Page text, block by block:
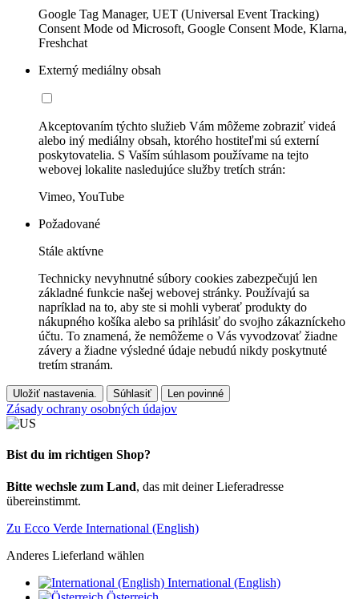
Google Tag Manager, UET (Universal Event Tracking)
Consent Mode od Microsoft, Google Consent Mode, Klarna,
Freshchat
Externý mediálny obsah
Akceptovaním týchto služieb Vám môžeme zobraziť videá
alebo iný mediálny obsah, ktorého hostiteľmi sú externí
poskytovatelia. S Vaším súhlasom používame na tejto
webovej lokalite nasledujúce služby tretích strán:
Vimeo, YouTube
Požadované
Stále aktívne
Technicky nevyhnutné súbory cookies zabezpečujú len
základné funkcie našej webovej stránky. Používajú sa
napríklad na to, aby ste si mohli vyberať produkty do
nákupného košíka alebo sa prihlásiť do svojho zákazníckeho
účtu. To znamená, že nemôžeme o Vás vyvodzovať žiadne
závery a žiadne výsledné údaje nebudú nikdy poskytnuté
tretím stranám.
Uložiť nastavenia. Súhlasiť Len povinné
Zásady ochrany osobných údajov
Bist du im richtigen Shop?
Bitte wechsle zum Land, das mit deiner Lieferadresse
übereinstimmt.
Zu Ecco Verde International (English)
Anderes Lieferland wählen
International (English)